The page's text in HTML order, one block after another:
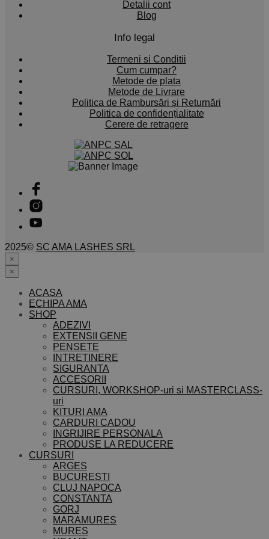
Detalii cont
Blog
Info legal
Termeni si Conditii
Cum cumpar?
Metode de plata
Metode de Livrare
Politica de Rambursări și Returnări
Politica de confidențialitate
Cerere de retragere
2025© SC AMA LASHES SRL
×
×
ACASA
ECHIPA AMA
SHOP
ADEZIVI
EXTENSII GENE
PENSETE
INTRETINERE
SIGURANTA
ACCESORII
CURSURI, WORKSHOP-uri si MASTERCLASS-
uri
KITURI AMA
CARDURI CADOU
INGRIJIRE PERSONALA
PRODUSE LA REDUCERE
CURSURI
ARGES
BUCURESTI
CLUJ NAPOCA
CONSTANTA
GORJ
MARAMURES
MURES